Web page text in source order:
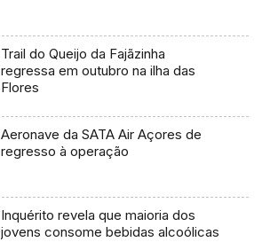
Trail do Queijo da Fajãzinha
regressa em outubro na ilha das
Flores
Aeronave da SATA Air Açores de
regresso à operação
Inquérito revela que maioria dos
jovens consome bebidas alcoólicas